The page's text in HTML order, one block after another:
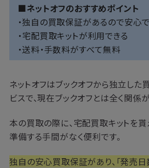
■ネットオフのおすすめポイント
・独自の買取保証があるので安心
・宅配買取キットが利用できる
・送料・手数料がすべて無料
ネットオフはブックオフから独立した
ビスで、現在ブックオフとは全く関係
本の買取の際に、宅配買取キットを貰
準備する手間がなく便利です。
独自の安心買取保証があり、「発売